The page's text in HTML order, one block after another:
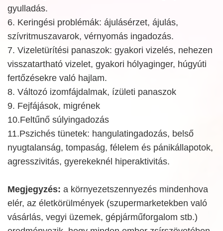
gyulladás.
6. Keringési problémák: ájulásérzet, ájulás,
szívritmuszavarok, vérnyomás ingadozás.
7. Vizeletürítési panaszok: gyakori vizelés, nehezen
visszatartható vizelet, gyakori hólyaginger, húgyúti
fertőzésekre való hajlam.
8. Változó izomfájdalmak, ízületi panaszok
9. Fejfájások, migrének
10.Feltűnő súlyingadozás
11.Pszichés tünetek: hangulatingadozás, belső
nyugtalanság, tompaság, félelem és pánikállapotok,
agresszivitás, gyerekeknél hiperaktivitás.
Megjegyzés: a környezetszennyezés mindenhova
elér, az életkörülmények (szupermarketekben való
vásárlás, vegyi üzemek, gépjárműforgalom stb.)